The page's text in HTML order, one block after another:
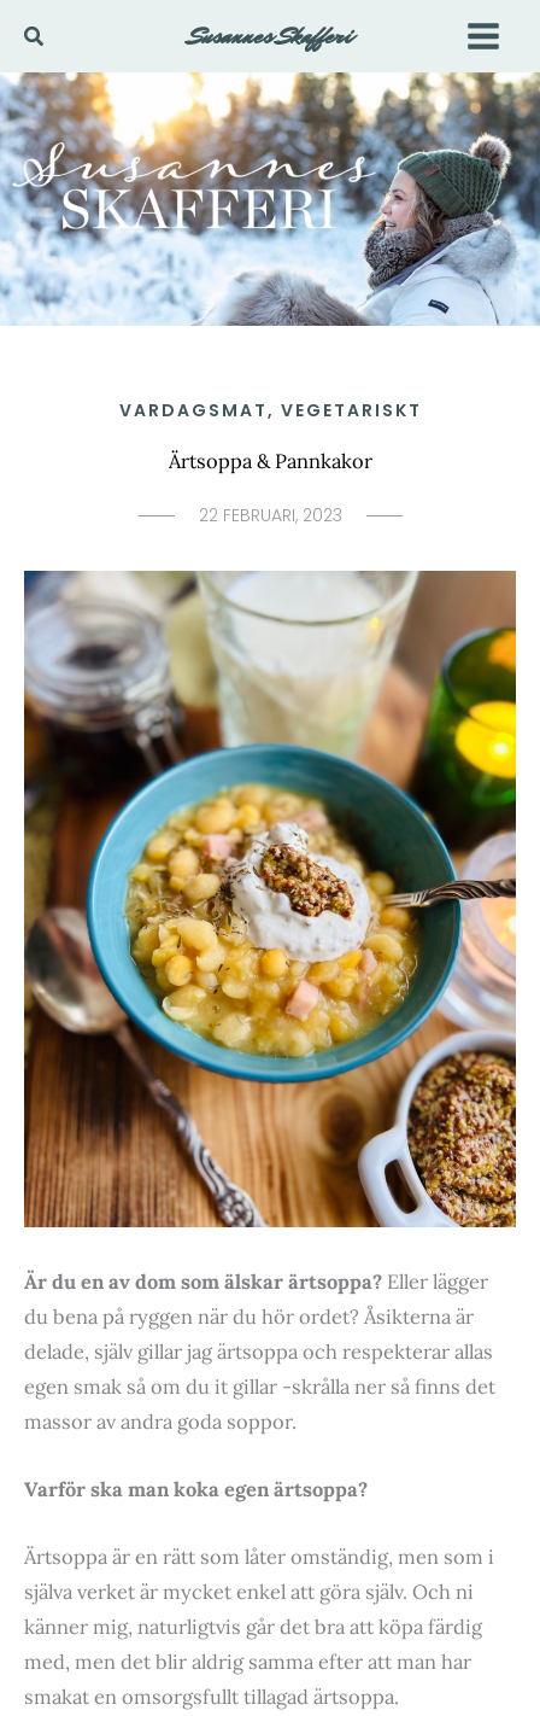
innehåll
Sök Susannes Skafferi
VARDAGSMAT, VEGETARISKT
Ärtsoppa & Pannkakor
22 FEBRUARI, 2023
Är du en av dom som älskar ärtsoppa? Eller lägger
du bena på ryggen när du hör ordet? Åsikterna är
delade, själv gillar jag ärtsoppa och respekterar allas
egen smak så om du it gillar -skrålla ner så finns det
massor av andra goda soppor.
Varför ska man koka egen ärtsoppa?
Ärtsoppa är en rätt som låter omständig, men som i
själva verket är mycket enkel att göra själv. Och ni
känner mig, naturligtvis går det bra att köpa färdig
med, men det blir aldrig samma efter att man har
smakat en omsorgsfullt tillagad ärtsoppa.